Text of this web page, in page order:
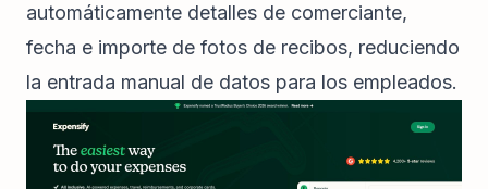
automáticamente detalles de comerciante,
fecha e importe de fotos de recibos, reduciendo
la entrada manual de datos para los empleados.